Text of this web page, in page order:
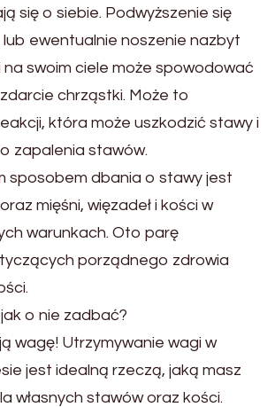
się o siebie. Podwyższenie się
lub ewentualnie noszenie nazbyt
swoim ciele może spowodować
chrząstki. Może to
która może uszkodzić stawy i
zapalenia stawów.
sposobem dbania o stawy jest
mięśni, więzadeł i kości w
warunkach. Oto parę
porządnego zdrowia
o nie zadbać?
wagę! Utrzymywanie wagi w
jest idealną rzeczą, jaką masz
własnych stawów oraz kości.